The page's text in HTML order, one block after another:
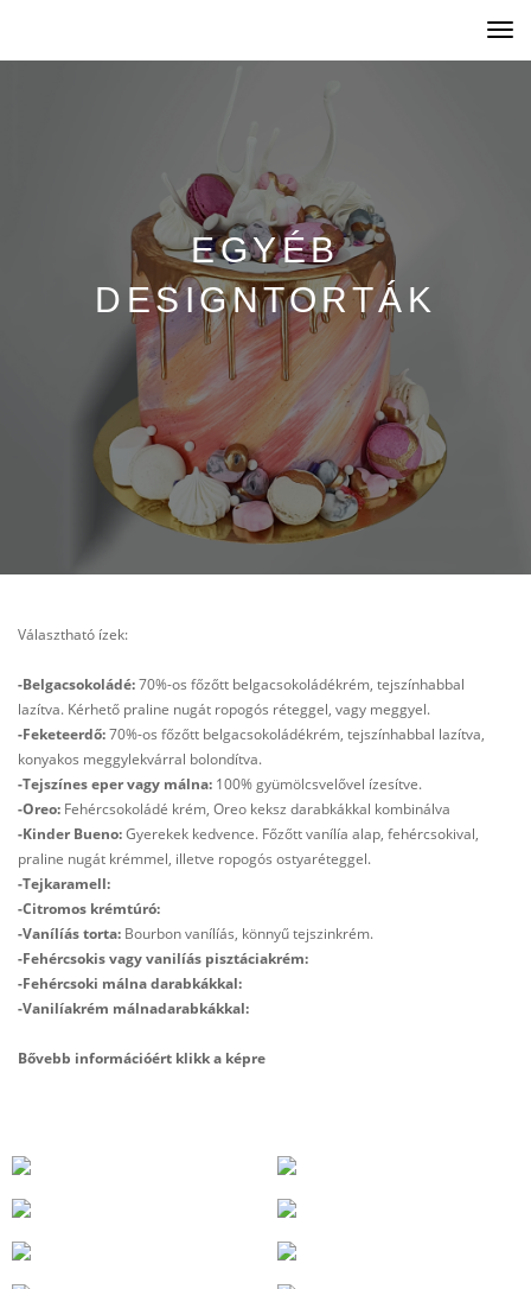
EGYÉB
DESIGNTORTÁK
Választható ízek:
-Belgacsokoládé:70%-os főzőtt belgacsokoládékrém, tejszínhabbal
lazítva. Kérhető praline nugát ropogós réteggel, vagy meggyel.
-Feketeerdő:70%-os főzőtt belgacsokoládékrém, tejszínhabbal lazítva,
konyakos meggylekvárral bolondítva.
-Tejszínes eper vagy málna: 100% gyümölcsvelővel ízesítve.
-Oreo: Fehércsokoládé krém, Oreo keksz darabkákkal kombinálva
-Kinder Bueno:Gyerekek kedvence. Főzőtt vanílía alap, fehércsokival,
praline nugát krémmel, illetve ropogós ostyaréteggel.
-Tejkaramell:
-Citromos krémtúró:
-Vanílíás torta: Bourbon vanílíás, könnyű tejszinkrém.
-Fehércsokis vagy vanilíás pisztáciakrém:
-Fehércsoki málna darabkákkal:
-Vanilíakrém málnadarabkákkal:
Bővebb információért klikk a képre